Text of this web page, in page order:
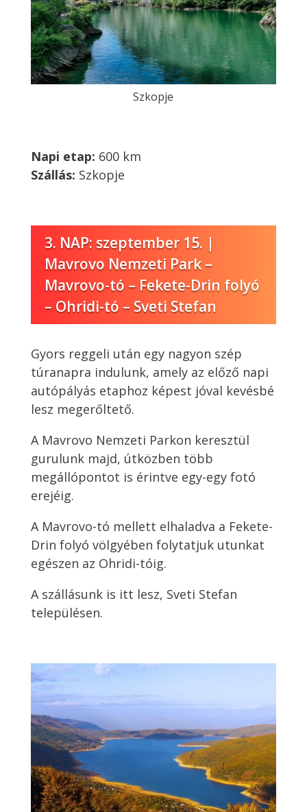
Szkopje
Napi etap: 600 km
Szállás: Szkopje
3. NAP: szeptember 15. |
Mavrovo Nemzeti Park –
Mavrovo-tó – Fekete-Drin folyó
– Ohridi-tó – Sveti Stefan
Gyors reggeli után egy nagyon szép
túranapra indulunk, amely az előző napi
autópályás etaphoz képest jóval kevésbé
lesz megerőltető.
A Mavrovo Nemzeti Parkon keresztül
gurulunk majd, útközben több
megállópontot is érintve egy-egy fotó
erejéig.
A Mavrovo-tó mellett elhaladva a Fekete-
Drin folyó völgyében folytatjuk utunkat
egészen az Ohridi-tóig.
A szállásunk is itt lesz, Sveti Stefan
településen.